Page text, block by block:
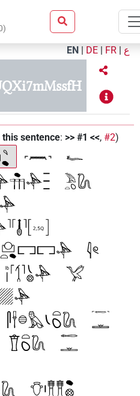
)
EN | DE | FR | ع
sentence: >> #1 <<, #2)